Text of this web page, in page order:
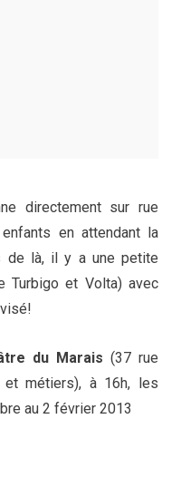
directement sur rue
en attendant la
de là, il y a une petite
Turbigo et Volta) avec
du Marais (37 rue
métiers), à 16h, les
au 2 février 2013